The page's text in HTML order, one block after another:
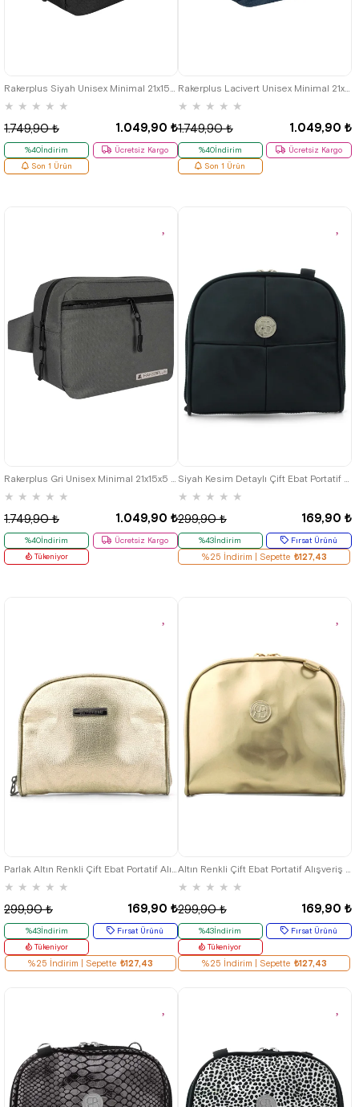
Rakerplus Siyah Unisex Minimal 21x15x5 cm Bel ve Göğüs Çantası
★ ★ ★ ★ ★
1.049,90 ₺
1.749,90 ₺
%40İndirim
Ücretsiz Kargo
Son 1 Ürün
Rakerplus Lacivert Unisex Minimal 21x15x5 cm Bel ve Göğüs Çantası
★ ★ ★ ★ ★
1.049,90 ₺
1.749,90 ₺
%40İndirim
Ücretsiz Kargo
Son 1 Ürün
Rakerplus Gri Unisex Minimal 21x15x5 cm Bel ve Göğüs Çantası
★ ★ ★ ★ ★
1.049,90 ₺
1.749,90 ₺
%40İndirim
Ücretsiz Kargo
Tükeniyor
Siyah Kesim Detaylı Çift Ebat Portatif Alışveriş Çantası
★ ★ ★ ★ ★
169,90 ₺
299,90 ₺
%43İndirim Fırsat Ürünü
%25 İndirim | Sepette ₺127,43
Parlak Altın Renkli Çift Ebat Portatif Alışveriş Çantası
★ ★ ★ ★ ★
169,90 ₺
299,90 ₺
%43İndirim
Fırsat Ürünü
Tükeniyor
%25 İndirim | Sepette ₺127,43
Altın Renkli Çift Ebat Portatif Alışveriş Çantası
★ ★ ★ ★ ★
169,90 ₺
299,90 ₺
%43İndirim
Fırsat Ürünü
Tükeniyor
%25 İndirim | Sepette ₺127,43